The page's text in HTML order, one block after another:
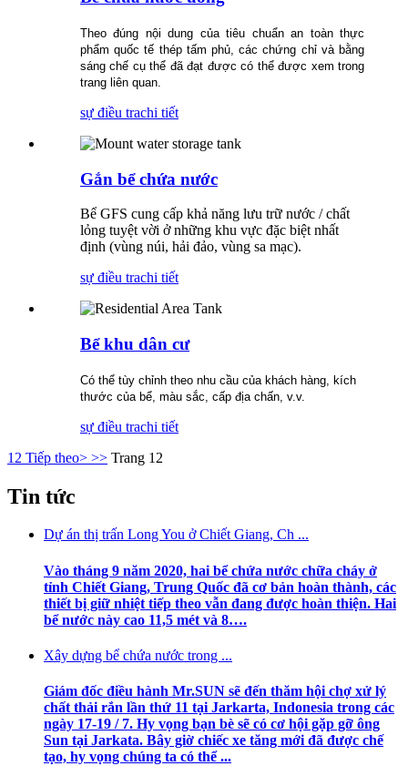
Theo đúng nội dung của tiêu chuẩn an toàn thực
phẩm quốc tế thép tấm phủ, các chứng chỉ và bằng
sáng chế cụ thể đã đạt được có thể được xem trong
trang liên quan.
sự điều trachi tiết
Gắn bể chứa nước
Bể GFS cung cấp khả năng lưu trữ nước / chất
lỏng tuyệt vời ở những khu vực đặc biệt nhất
định (vùng núi, hải đảo, vùng sa mạc).
sự điều trachi tiết
Bể khu dân cư
Có thể tùy chỉnh theo nhu cầu của khách hàng, kích
thước của bể, màu sắc, cấp địa chấn, v.v.
sự điều trachi tiết
1 2 Tiếp theo> >> Trang 12
Tin tức
Dự án thị trấn Long You ở Chiết Giang, Ch ...
Vào tháng 9 năm 2020, hai bể chứa nước chữa cháy ở
tỉnh Chiết Giang, Trung Quốc đã cơ bản hoàn thành, các
thiết bị giữ nhiệt tiếp theo vẫn đang được hoàn thiện. Hai
bể nước này cao 11,5 mét và 8….
Xây dựng bể chứa nước trong ...
Giám đốc điều hành Mr.SUN sẽ đến thăm hội chợ xử lý
chất thải rắn lần thứ 11 tại Jarkarta, Indonesia trong các
ngày 17-19 / 7. Hy vọng bạn bè sẽ có cơ hội gặp gỡ ông
Sun tại Jarkata. Bây giờ chiếc xe tăng mới đã được chế
tạo, hy vọng chúng ta có thể ...